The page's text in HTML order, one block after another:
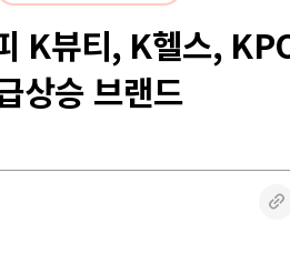
K뷰티, K헬스,
상승 브랜드